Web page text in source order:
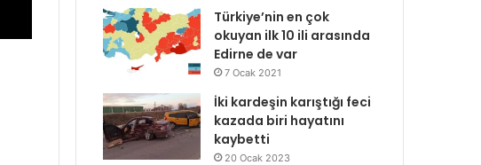
Türkiye’nin en çok
okuyan ilk 10 ili arasında
Edirne de var
7 Ocak 2021
İki kardeşin karıştığı feci
kazada biri hayatını
kaybetti
20 Ocak 2023